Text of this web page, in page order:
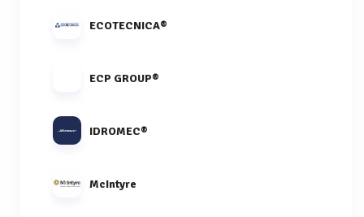
ECOTECNICA®
ECP GROUP®
IDROMEC®
McIntyre